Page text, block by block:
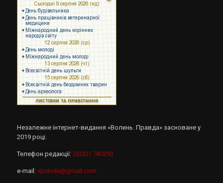
Незалежне інтернет-видання «Волинь. Правда» засноване у
2019 році.
Телефон редакції: (0332) 780293
e-mail: vpravda@gmail.com